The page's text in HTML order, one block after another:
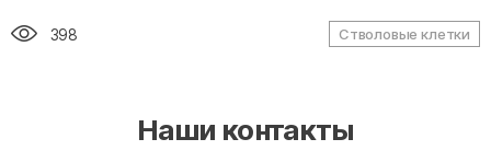
398 Стволовые клетки
Наши контакты